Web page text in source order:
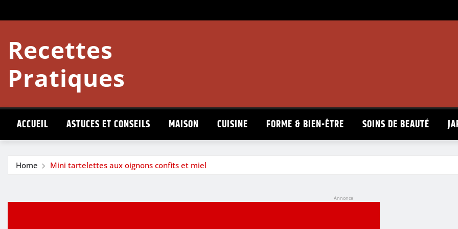
to
Recettes
Pratiques
ACCUEIL ASTUCES ET CONSEILS MAISON CUISINE FORME & BIEN-ÊTRE SOINS DE BEAUTÉ
Home ​Mini tartelettes aux oignons confits et miel
Annonce